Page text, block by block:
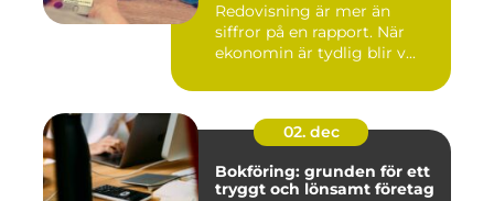
Redovisning är mer än
siffror på en rapport. När
ekonomin är tydlig blir v...
02. dec
Bokföring: grunden för ett
tryggt och lönsamt företag